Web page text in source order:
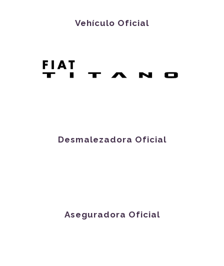
Vehículo Oficial
Desmalezadora Oficial
Aseguradora Oficial